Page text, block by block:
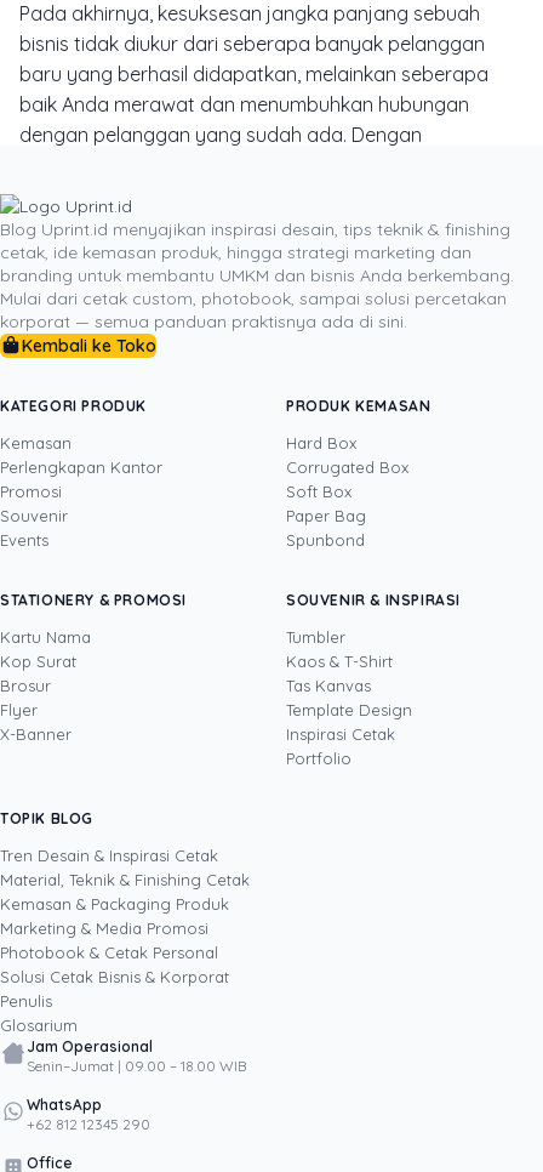
Pada akhirnya, kesuksesan jangka panjang sebuah
bisnis tidak diukur dari seberapa banyak pelanggan
baru yang berhasil didapatkan, melainkan seberapa
baik Anda merawat dan menumbuhkan hubungan
dengan pelanggan yang sudah ada. Dengan
memberikan
secara aktif melibatkan mereka dalam setiap langkah,
Anda tidak hanya mempertahankan loyalitas, tetapi
juga mengubah mereka menjadi duta merek yang
paling setia dan efektif. Membongkar rahasia ini dan
menerapkannya dalam strategi pemasaran Anda akan
tetapi juga berkembang pesat dan berkelanjutan.
DITULIS OLEH
pengalaman lebih dari satu dekade di bidang
sales, operasional, pemasaran, pengembangan
bisnis, dan layanan keuangan. Sebagai Head of
Sales Uprint.id, ia setiap hari mendampingi
pelanggan B2B memilih solusi cetak yang tepat,
dari kartu nama, brosur, dan banner untuk
kebutuhan penjualan hingga kemasan produk
proses bisnis, ia menulis dari pengalaman
nyata di lapangan tentang bagaimana materi
cetak membantu bisnis menutup lebih banyak
transaksi dan bertumbuh secara berkelanjutan.
Lihat semua penulis
Popular
Blog Uprint.id menyajikan inspirasi desain, tips teknik & finishing
cetak, ide kemasan produk, hingga strategi marketing dan
branding untuk membantu UMKM dan bisnis Anda berkembang.
Mulai dari cetak custom, photobook, sampai solusi percetakan
korporat — semua panduan praktisnya ada di sini.
Kembali ke Toko
KATEGORI PRODUK
Kemasan
Perlengkapan Kantor
Promosi
Souvenir
Events
PRODUK KEMASAN
Hard Box
Corrugated Box
Soft Box
Paper Bag
Spunbond
STATIONERY & PROMOSI
Kartu Nama
Kop Surat
Brosur
Flyer
X-Banner
SOUVENIR & INSPIRASI
Tumbler
Kaos & T-Shirt
Tas Kanvas
Template Design
Inspirasi Cetak
Portfolio
TOPIK BLOG
Tren Desain & Inspirasi Cetak
Material, Teknik & Finishing Cetak
Kemasan & Packaging Produk
Marketing & Media Promosi
Photobook & Cetak Personal
Solusi Cetak Bisnis & Korporat
Penulis
Glosarium
Jam Operasional
Senin–Jumat | 09.00 – 18.00 WIB
WhatsApp
+62 812 12345 290
Office